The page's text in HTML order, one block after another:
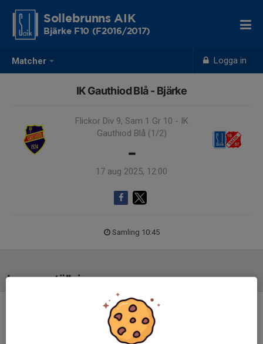
Matcher Logga in
Sollebrunns AIK
Bjärke F10 (F2016/2017)
IK Gauthiod Blå - Bjärke
Flickor Div 9, Sam 1 Gr 10 - IK
Gauthiod Blå (1/2)
-
17 aug 2025, 12:00
Samling 10:45
Laguppställning
Ingen uppställning ifylld